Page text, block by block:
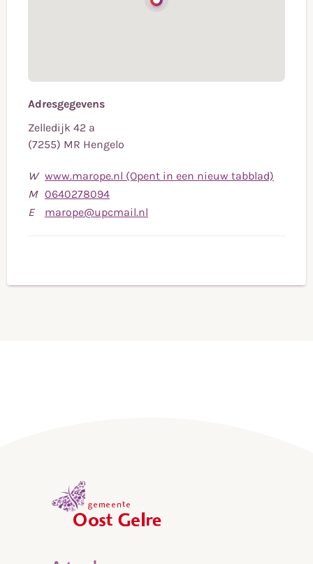
Adresgegevens
Zelledijk 42 a
(7255) MR Hengelo
W www.marope.nl (Opent in een nieuw tabblad)
M 0640278094Bel
naar
E marope@upcmail.nl
naar